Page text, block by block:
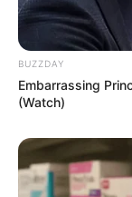
BUZZDAY
Embarrassing
(Watch)